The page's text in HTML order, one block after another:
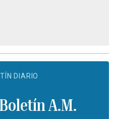
DIARIO
Boletín A.M.